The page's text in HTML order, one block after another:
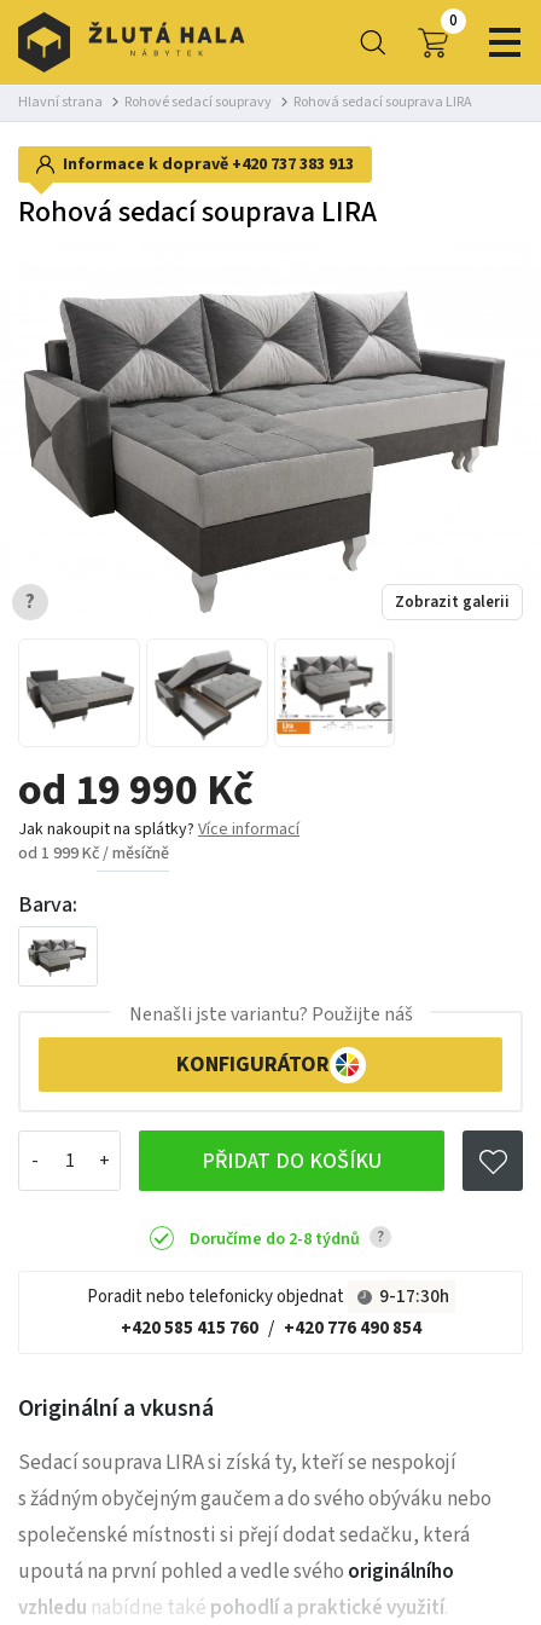
0
Hlavní strana Rohové sedací soupravy Rohová sedací souprava LIRA
od 19 990 Kč
Jak nakoupit na splátky? Více informací
od 1 999 Kč / měsíčně
Barva:
PŘIDAT DO KOŠÍKU
Nenašli jste variantu? Použijte náš
KONFIGURÁTOR
Doručíme do 2-8 týdnů ?
Poradit nebo telefonicky objednat
9-17:30h
+420 585 415 760 / +420 776 490 854
Informace k dopravě +420 737 383 913
Rohová sedací souprava LIRA
Zobrazit galerii
?
Originální a vkusná
Sedací souprava LIRA si získá ty, kteří se nespokojí
s žádným obyčejným gaučem a do svého obýváku nebo
společenské místnosti si přejí dodat sedačku, která
upoutá na první pohled a vedle svého originálního
vzhledu nabídne také pohodlí a praktické využití.